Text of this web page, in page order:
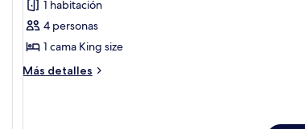
de
Suite,
1
1 habitación
4 personas
1 cama King size
Más detalles
Más